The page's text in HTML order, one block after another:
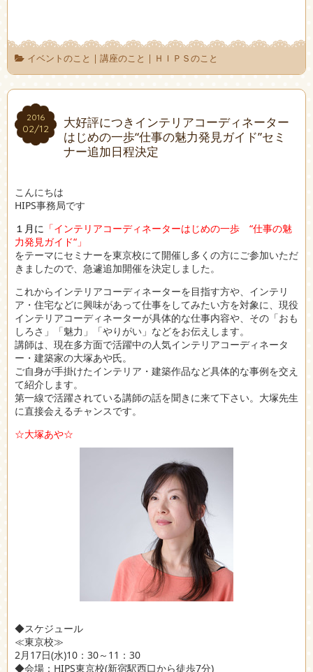
イベントのこと | 講座のこと | ＨＩＰＳのこと
2016
02/12
2016
02/12
大好評につきインテリアコーディネーター
はじめの一歩“仕事の魅力発見ガイド”セミ
ナー追加日程決定
こんにちは
HIPS事務局です
１月に 「インテリアコーディネーターはじめの一歩 “仕事の魅
力発見ガイド“」
をテーマにセミナーを東京校にて開催し多くの方にご参加いただ
きましたので、急遽追加開催を決定しました。
これからインテリアコーディネーターを目指す方や、インテリ
ア・住宅などに興味があって仕事をしてみたい方を対象に、現役
インテリアコーディネーターが具体的な仕事内容や、その「おも
しろさ」「魅力」「やりがい」などをお伝えします。
講師は、現在多方面で活躍中の人気インテリアコーディネータ
ー・建築家の大塚あや氏。
ご自身が手掛けたインテリア・建築作品など具体的な事例を交え
て紹介します。
第一線で活躍されている講師の話を聞きに来て下さい。大塚先生
に直接会えるチャンスです。
☆大塚あや☆
◆スケジュール
≪東京校≫
2月17日(水)10：30～11：30
◆会場：HIPS東京校(新宿駅西口から徒歩7分)